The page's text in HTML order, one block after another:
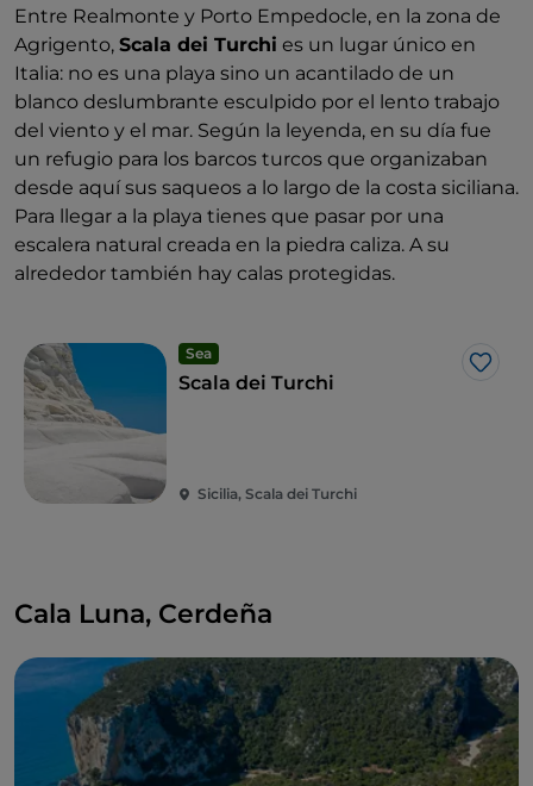
Entre Realmonte y Porto Empedocle, en la zona de
Agrigento, Scala dei Turchi es un lugar único en
Italia: no es una playa sino un acantilado de un
blanco deslumbrante esculpido por el lento trabajo
del viento y el mar. Según la leyenda, en su día fue
un refugio para los barcos turcos que organizaban
desde aquí sus saqueos a lo largo de la costa siciliana.
Para llegar a la playa tienes que pasar por una
escalera natural creada en la piedra caliza. A su
alrededor también hay calas protegidas.
Sea
Me
Scala dei Turchi
Sicilia, Scala dei Turchi
Cala Luna, Cerdeña